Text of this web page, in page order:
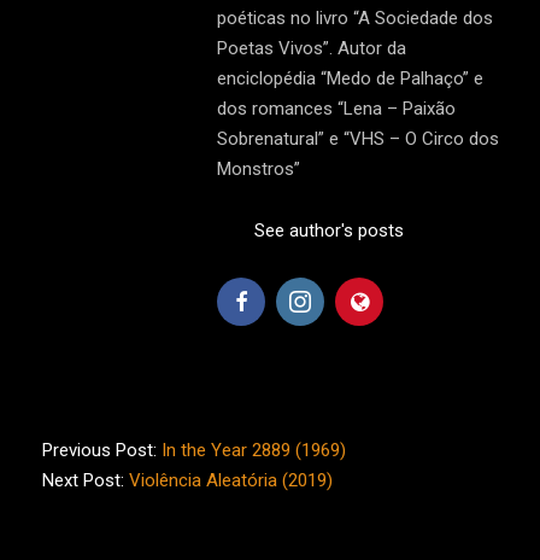
poéticas no livro “A Sociedade dos
Poetas Vivos”. Autor da
enciclopédia “Medo de Palhaço” e
dos romances “Lena – Paixão
Sobrenatural” e “VHS – O Circo dos
Monstros”
See author's posts
10-
18
Previous Post: In the Year 2889 (1969)
Next Post: Violência Aleatória (2019)